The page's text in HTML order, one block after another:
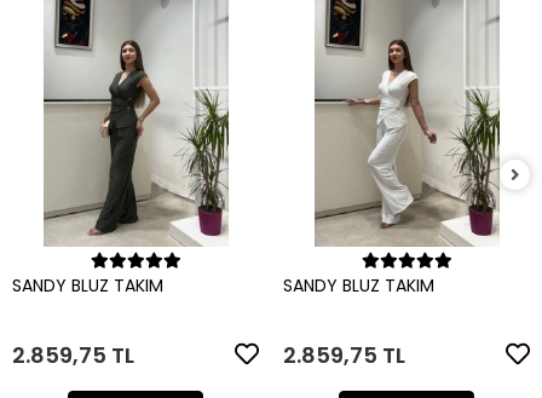
Sepete Ekle
SANDY BLUZ TAKIM
2.859,75 TL
Sepete Ekle
SANDY BLUZ TAKIM
2.859,75 TL